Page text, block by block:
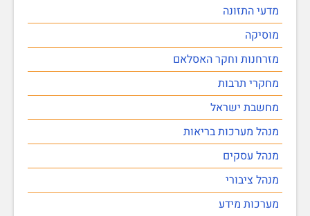
מדעי התזונה
מוסיקה
מזרחנות וחקר האסלאם
מחקרי תרבות
מחשבת ישראל
מנהל מערכות בריאות
מנהל עסקים
מנהל ציבורי
מערכות מידע